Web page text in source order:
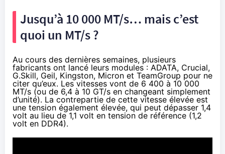
Jusqu’à 10 000 MT/s… mais c’est
quoi un MT/s ?
Au cours des dernières semaines, plusieurs
fabricants ont lancé leurs modules : ADATA, Crucial,
G.Skill, Geil, Kingston, Micron et TeamGroup pour ne
citer qu’eux. Les vitesses vont de 6 400 à 10 000
MT/s (ou de 6,4 à 10 GT/s en changeant simplement
d’unité). La contrepartie de cette vitesse élevée est
une tension également élevée, qui peut dépasser 1,4
volt au lieu de 1,1 volt en tension de référence (1,2
volt en DDR4).